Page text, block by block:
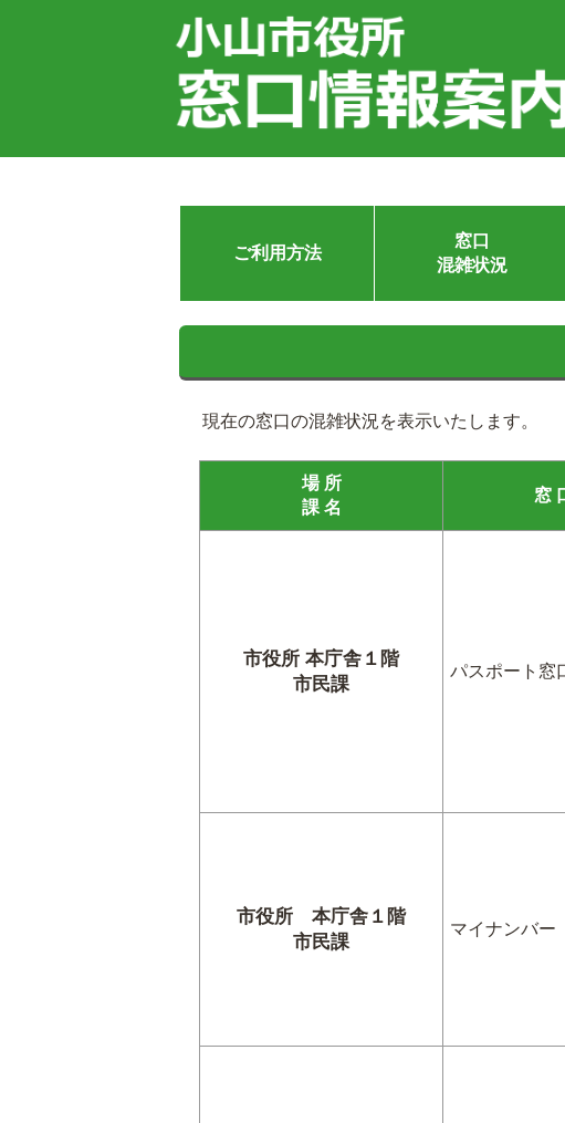
ご利用方法
窓口
混雑状況
現在の窓口の混雑状況を表示いたします。
場 所
課 名
窓
市役所 本庁舎１階
市民課
パスポート窓
市役所 本庁舎１階
市民課
マイナンバー